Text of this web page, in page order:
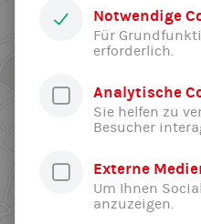
Notwendige
Für
erforderlich.
Analytische
Sie helfen zu
Besucher
Externe
Um Ihnen
anzuzeigen.